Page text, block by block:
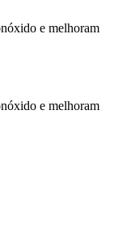
e melhoram
e melhoram